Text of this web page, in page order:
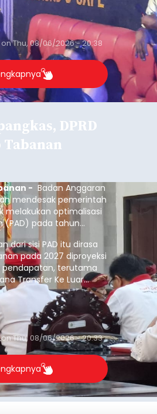
onThu, 08/06/2026 - 20:38
DPRD
- Badan Anggaran
mendesak pemerintah
optimalisasi
(PAD) pada tahun
dari sisi PAD itu dirasa
pada 2027 diproyeksi
terutama
Transfer Ke Luar
pusat.
onThu, 08/06/2026 - 20:33